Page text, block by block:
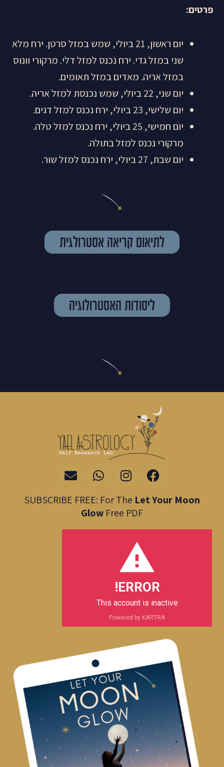
פרטים:
יום ראשון, 21 ביולי, שמש במזל סרטן. ירח מלא
שני במזל גדי. ירח נכנס למזל דלי. מרקורי וונוס
במזל אריה. מאדים במזל תאומים.
יום שני, 22 ביולי, שמש נכנסת למזל אריה.
יום שלישי, 23 ביולי, ירח נכנס למזל דגים.
יום חמישי, 25 ביולי, ירח נכנס למזל טלה.
מרקורי נכנס למזל בתולה.
יום שבת, 27 ביולי, ירח נכנס למזל שור.
לתיאום קריאה אסטרולגית
ליסודות האסטרולוגיה
F
a
c
e
o
k
I
n
s
t
a
g
a
m
W
h
a
t
s
a
E
n
v
e
o
SUBSCRIBE FREE: For The Let Your Moon
Glow Free PDF
ERROR!
This account is inactive
Powered by KARTRA